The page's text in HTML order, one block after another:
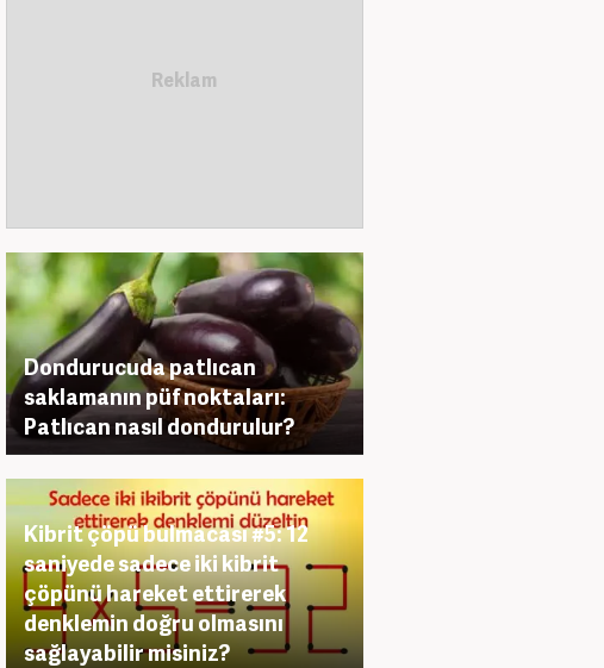
Dondurucuda patlıcan
saklamanın püf noktaları:
Patlıcan nasıl dondurulur?
Kibrit çöpü bulmacası #5: 12
saniyede sadece iki kibrit
çöpünü hareket ettirerek
denklemin doğru olmasını
sağlayabilir misiniz?